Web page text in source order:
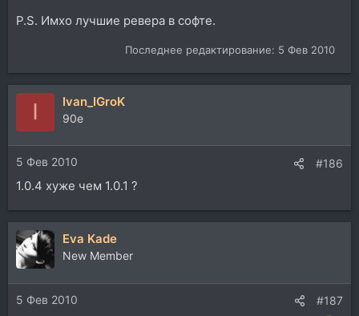
P.S. Имхо лучшие ревера в софте.
Последнее редактирование: 5 Фев 2010
I Ivan_IGroK
90e
5 Фев 2010 #186
1.0.4 хуже чем 1.0.1 ?
Eva Kade
New Member
5 Фев 2010 #187